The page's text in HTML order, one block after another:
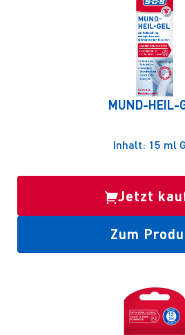
MUND-HEIL-
Inhalt: 15 ml
Jetzt
Zum